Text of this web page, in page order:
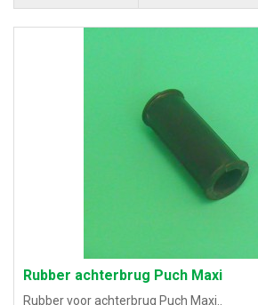
Rubber achterbrug Puch Maxi
Rubber voor achterbrug Puch Maxi..